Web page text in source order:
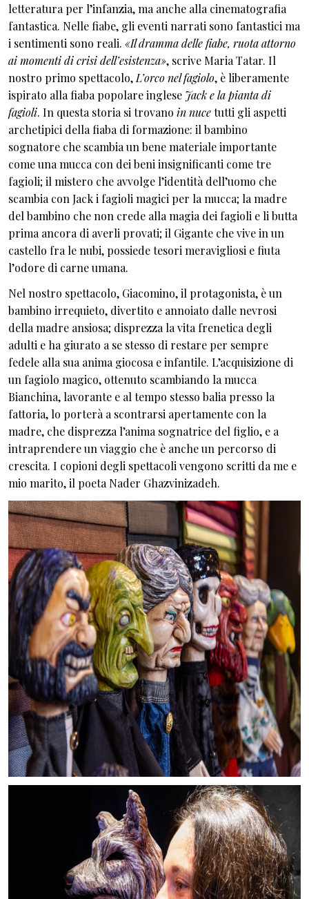
letteratura per l’infanzia, ma anche alla cinematografia
fantastica. Nelle fiabe, gli eventi narrati sono fantastici ma
i sentimenti sono reali. «Il dramma delle fiabe, ruota attorno
ai momenti di crisi dell’esistenza», scrive Maria Tatar. Il
nostro primo spettacolo, L’orco nel fagiolo, è liberamente
ispirato alla fiaba popolare inglese Jack e la pianta di
fagioli. In questa storia si trovano in nucetutti gli aspetti
archetipici della fiaba di formazione: il bambino
sognatore che scambia un bene materiale importante
come una mucca con dei beni insignificanti come tre
fagioli; il mistero che avvolge l’identità dell’uomo che
scambia con Jack i fagioli magici per la mucca; la madre
del bambino che non crede alla magia dei fagioli e li butta
prima ancora di averli provati; il Gigante che vive in un
castello fra le nubi, possiede tesori meravigliosi e fiuta
l’odore di carne umana.
Nel nostro spettacolo, Giacomino, il protagonista, è un
bambino irrequieto, divertito e annoiato dalle nevrosi
della madre ansiosa; disprezza la vita frenetica degli
adulti e ha giurato a se stesso di restare per sempre
fedele alla sua anima giocosa e infantile. L’acquisizione di
un fagiolo magico, ottenuto scambiando la mucca
Bianchina, lavorante e al tempo stesso balia presso la
fattoria, lo porterà a scontrarsi apertamente con la
madre, che disprezza l’anima sognatrice del figlio, e a
intraprendere un viaggio che è anche un percorso di
crescita. I copioni degli spettacoli vengono scritti da me e
mio marito, il poeta Nader Ghazvinizadeh.